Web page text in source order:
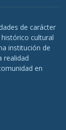
de carácter
cultural
institución de
realidad
en